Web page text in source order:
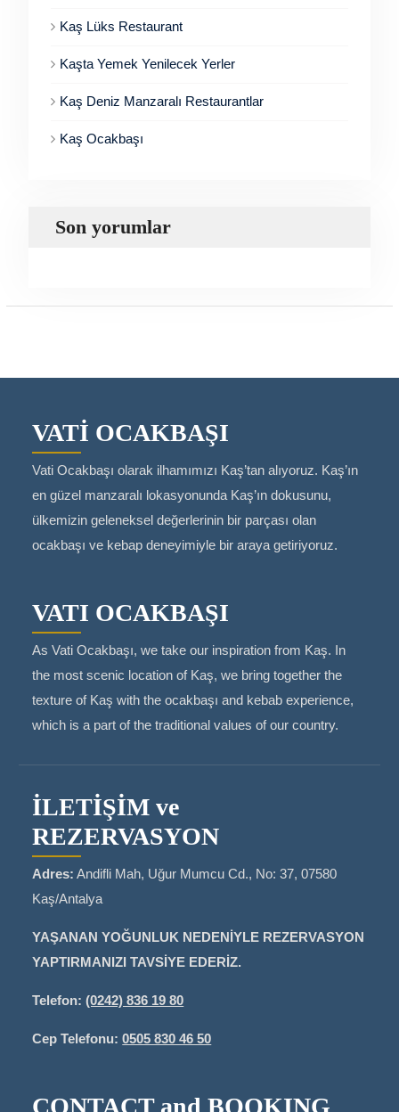
Kaş Lüks Restaurant
Kaşta Yemek Yenilecek Yerler
Kaş Deniz Manzaralı Restaurantlar
Kaş Ocakbaşı
Son yorumlar
VATİ OCAKBAŞI
Vati Ocakbaşı olarak ilhamımızı Kaş’tan alıyoruz. Kaş’ın
en güzel manzaralı lokasyonunda Kaş’ın dokusunu,
ülkemizin geleneksel değerlerinin bir parçası olan
ocakbaşı ve kebap deneyimiyle bir araya getiriyoruz.
VATI OCAKBAŞI
As Vati Ocakbaşı, we take our inspiration from Kaş. In
the most scenic location of Kaş, we bring together the
texture of Kaş with the ocakbaşı and kebab experience,
which is a part of the traditional values of our country.
İLETİŞİM ve
REZERVASYON
Adres: Andifli Mah, Uğur Mumcu Cd., No: 37, 07580
Kaş/Antalya
YAŞANAN YOĞUNLUK NEDENİYLE REZERVASYON
YAPTIRMANIZI TAVSİYE EDERİZ.
Telefon:(0242) 836 19 80
Cep Telefonu: 0505 830 46 50